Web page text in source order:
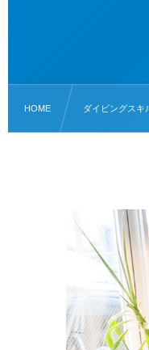
HOME ダイビングスキ